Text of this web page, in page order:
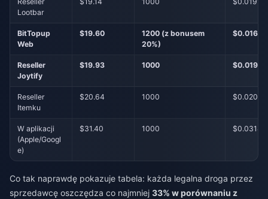
Lootbar
BitTopup
Web
$19.60
1200 (z bonusem
20%)
$0.0163
Reseller
Joytify
$19.93 1000 $0.0199
Reseller
Itemku
$20.64 1000 $0.0206
W aplikacji
(Apple/Googl
e)
$31.40 1000 $0.0314
Co tak naprawdę pokazuje tabela: każda legalna droga przez
sprzedawcę oszczędza co najmniej 33% w porównaniu z